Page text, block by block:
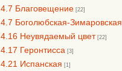
4.7 Благовещение [22]
4.7 Боголюбская-Зимаровская
4.16 Неувядаемый цвет [22]
4.17 Геронтисса [3]
4.21 Испанская [1]